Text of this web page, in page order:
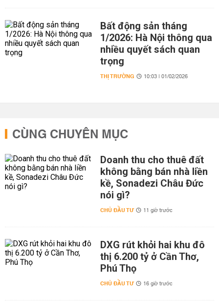
Bất động sản tháng
1/2026: Hà Nội thông qua
nhiều quyết sách quan
trọng
THỊ TRƯỜNG 10:03 | 01/02/2026
CÙNG CHUYÊN MỤC
Doanh thu cho thuê đất
không bằng bán nhà liền
kề, Sonadezi Châu Đức
nói gì?
CHỦ ĐẦU TƯ 11 giờ trước
DXG rút khỏi hai khu đô
thị 6.200 tỷ ở Cần Thơ,
Phú Thọ
CHỦ ĐẦU TƯ 16 giờ trước